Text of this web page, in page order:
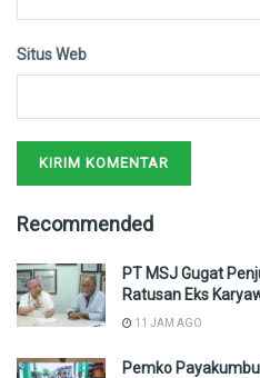
Situs Web
Recommended
PT MSJ Gugat
Ratusan Eks
11 JAM AGO
Pemko